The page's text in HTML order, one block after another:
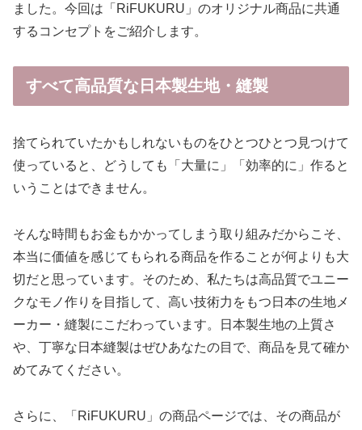
ました。今回は「RiFUKURU」のオリジナル商品に共通
するコンセプトをご紹介します。
すべて高品質な日本製生地・縫製
捨てられていたかもしれないものをひとつひとつ見つけて
使っていると、どうしても「大量に」「効率的に」作ると
いうことはできません。
そんな時間もお金もかかってしまう取り組みだからこそ、
本当に価値を感じてもられる商品を作ることが何よりも大
切だと思っています。そのため、私たちは高品質でユニー
クなモノ作りを目指して、高い技術力をもつ日本の生地メ
ーカー・縫製にこだわっています。日本製生地の上質さ
や、丁寧な日本縫製はぜひあなたの目で、商品を見て確か
めてみてください。
さらに、「RiFUKURU」の商品ページでは、その商品が